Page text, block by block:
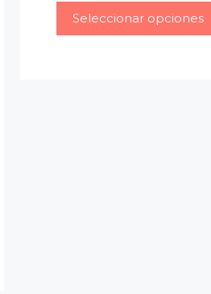
Seleccionar opciones